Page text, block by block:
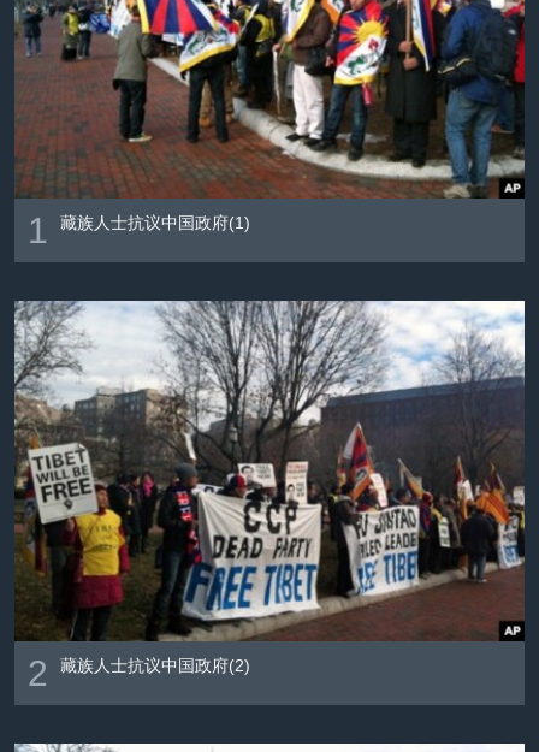
全球议题
环境
美国建国250周年
埃博拉疫情
美国之音专访
重要讲话与声明
台海两岸关系
南中国海争端
关注新疆
GEN Z 看美国
关注我们
其他语言网站
1 藏族人士抗议中国政府(1)
2 藏族人士抗议中国政府(2)